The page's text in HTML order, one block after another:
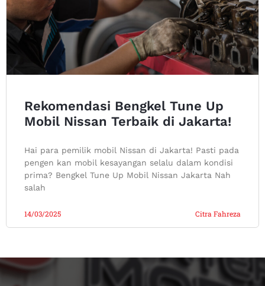
Rekomendasi Bengkel Tune Up
Mobil Nissan Terbaik di Jakarta!
Hai para pemilik mobil Nissan di Jakarta! Pasti pada
pengen kan mobil kesayangan selalu dalam kondisi
prima? Bengkel Tune Up Mobil Nissan Jakarta Nah
salah
Citra Fahreza
14/03/2025